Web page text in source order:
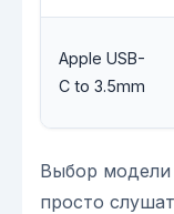
Apple USB-
C to 3.5mm
Выбор модели
просто